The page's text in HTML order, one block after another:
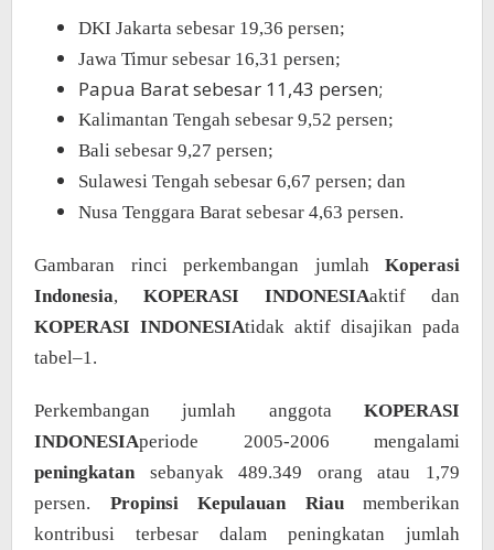
DKI Jakarta sebesar 19,36 persen;
Jawa Timur sebesar 16,31 persen;
Papua Barat sebesar 11,43 persen;
Kalimantan Tengah sebesar 9,52 persen;
Bali sebesar 9,27 persen;
Sulawesi Tengah sebesar 6,67 persen; dan
Nusa Tenggara Barat sebesar 4,63 persen.
Gambaran rinci perkembangan jumlah Koperasi
Indonesia, KOPERASI INDONESIAaktif dan
KOPERASI INDONESIAtidak aktif disajikan pada
tabel–1.
Perkembangan jumlah anggota KOPERASI
INDONESIAperiode 2005-2006 mengalami
peningkatan sebanyak 489.349 orang atau 1,79
persen. Propinsi Kepulauan Riaumemberikan
kontribusi terbesar dalam peningkatan jumlah